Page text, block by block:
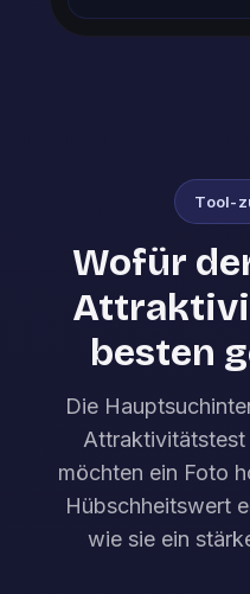
Tool-
Wofür
besten
Die
möchten ein Foto
Hübschheitswert
wie sie ein